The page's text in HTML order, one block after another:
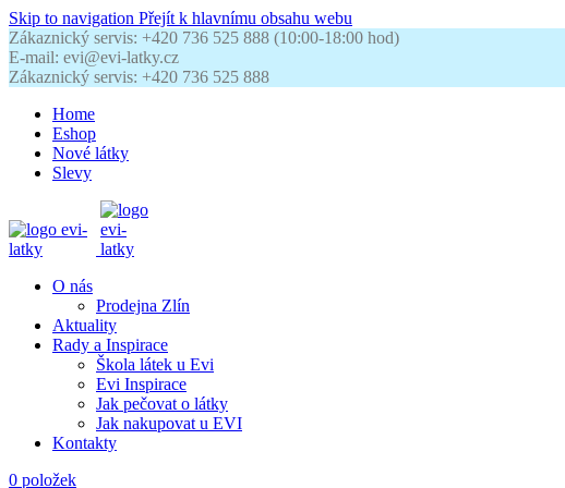
Skip to navigation Přejít k hlavnímu obsahu webu
Zákaznický servis: +420 736 525 888 (10:00-18:00 hod)
E-mail: evi@evi-latky.cz
Zákaznický servis: +420 736 525 888
Home
Eshop
Nové látky
Slevy
O nás
Prodejna Zlín
Aktuality
Rady a Inspirace
Škola látek u Evi
Evi Inspirace
Jak pečovat o látky
Jak nakupovat u EVI
Kontakty
0 položek